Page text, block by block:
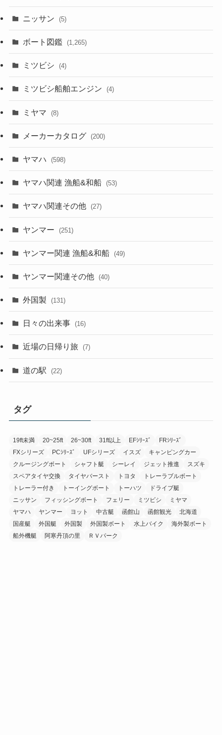
ニッサン (5)
ボート図鑑 (1,265)
ミツビシ (4)
ミツビシ船舶エンジン (4)
ミヤマ (8)
メーカーカタログ (200)
ヤマハ (598)
ヤマハ関連 漁船&和船 (53)
ヤマハ関連その他 (27)
ヤンマー (251)
ヤンマー関連 漁船&和船 (49)
ヤンマー関連その他 (40)
外国製 (131)
日々の出来事 (16)
近場の日帰り旅 (7)
道の駅 (22)
タグ
19ft未満 20~25ft 26~30ft 31ft以上 EFｼﾘｰｽﾞ
FRｼﾘｰｽﾞ
FXシリーズ
PCｼﾘｰｽﾞ UFシリーズ イスズ
キャンピングカー
クルージングボート
シャフト艇 シーレイ ジェット推進
スズキ
スペアタイヤ交換
タイヤバースト トヨタ
トレーラブルボート
トレーラー付き
トーイングボート トーハツ
ドライブ艇
ニッサン
フィッシングボート フェリー ミツビシ
ミヤマ
ヤマハ
ヤンマー ヨット 中古艇 函館山 函館観光
北海道
国産艇
外国艇 外国製 外国製ボート 水上バイク
海外製ボート
船外機艇
阿寒丹頂の里 ＲＶパーク